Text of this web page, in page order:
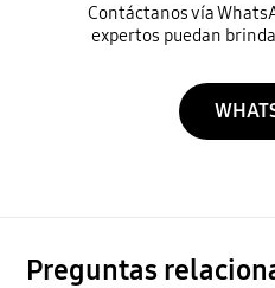
Contáctanos vía
expertos puedan
Preguntas